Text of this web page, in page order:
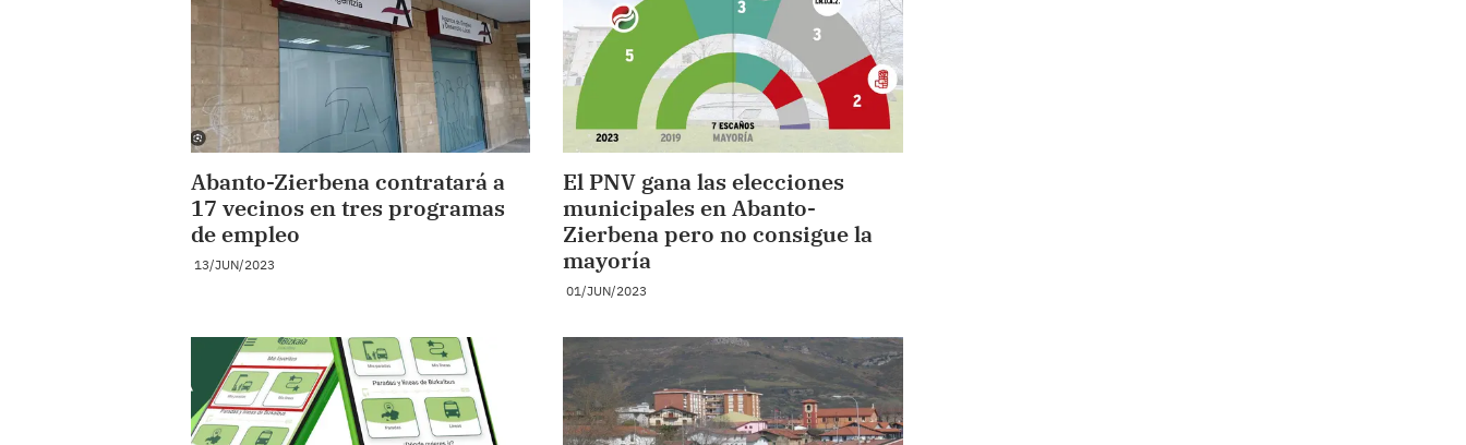
Abanto-Zierbena contratará a
17 vecinos en tres programas
de empleo
13/JUN/2023
El PNV gana las elecciones
municipales en Abanto-
Zierbena pero no consigue la
mayoría
01/JUN/2023